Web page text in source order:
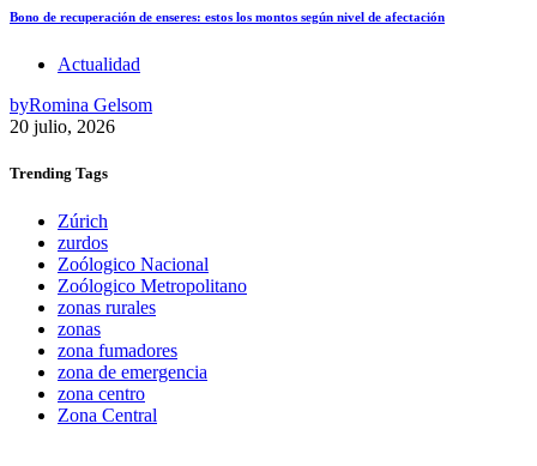
Bono de recuperación de enseres: estos los montos según nivel de afectación
Actualidad
byRomina Gelsom
20 julio, 2026
Trending Tags
Zúrich
zurdos
Zoólogico Nacional
Zoólogico Metropolitano
zonas rurales
zonas
zona fumadores
zona de emergencia
zona centro
Zona Central